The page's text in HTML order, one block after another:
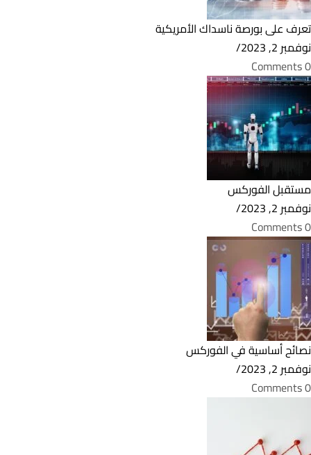
تعرف على بورصة ناسداك الأمريكية
نوفمبر 2, 2023
/
0 Comments
مستقبل الفوركس
نوفمبر 2, 2023
/
0 Comments
نصائح أساسية في الفوركس
نوفمبر 2, 2023
/
0 Comments